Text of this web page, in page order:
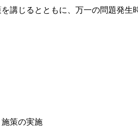
じるとともに、万一の問題発生
策の実施